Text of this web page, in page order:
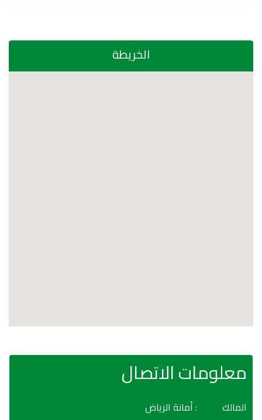
الخريطة
معلومات الاتصال
المالك : أمانة الرياض